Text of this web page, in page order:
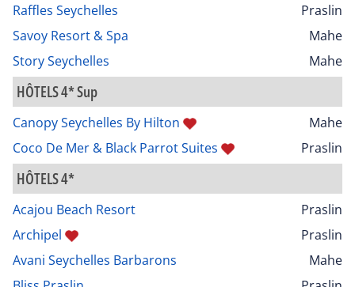
Raffles Seychelles
Praslin
Savoy Resort & Spa
Mahe
Story Seychelles
Mahe
HÔTELS 4* Sup
Canopy Seychelles By Hilton
Mahe
Coco De Mer & Black Parrot Suites
Praslin
HÔTELS 4*
Acajou Beach Resort
Praslin
Archipel
Praslin
Avani Seychelles Barbarons
Mahe